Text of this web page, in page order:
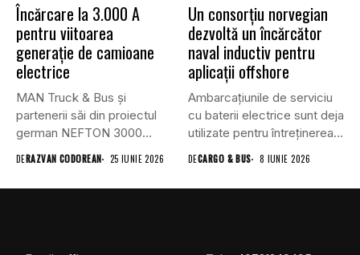
Încărcare la 3.000 A
pentru viitoarea
generație de camioane
electrice
MAN Truck & Bus și
partenerii săi din proiectul
german NEFTON 3000...
DERAZVAN CODOREAN 25 IUNIE 2026
Un consorțiu norvegian
dezvoltă un încărcător
naval inductiv pentru
aplicații offshore
Ambarcațiunile de serviciu
cu baterii electrice sunt deja
utilizate pentru întreținerea
parcurilor...
DECARGO & BUS 8 IUNIE 2026